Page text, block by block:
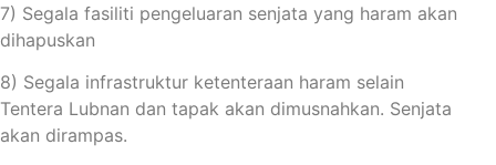
7) Segala fasiliti pengeluaran senjata yang haram akan
dihapuskan
8) Segala infrastruktur ketenteraan haram selain
Tentera Lubnan dan tapak akan dimusnahkan. Senjata
akan dirampas.